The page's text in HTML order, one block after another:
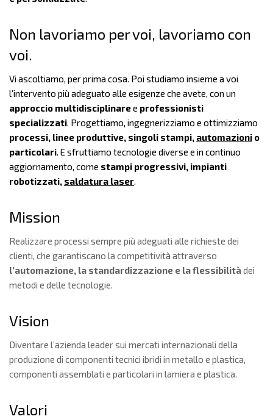
Non lavoriamo per voi, lavoriamo con
voi.
Vi ascoltiamo, per prima cosa. Poi studiamo insieme a voi
l’intervento più adeguato alle esigenze che avete, con un
approccio multidisciplinaree professionisti
specializzati. Progettiamo, ingegnerizziamo e ottimizziamo
processi, linee produttive, singoli stampi, automazioni o
particolari. E sfruttiamo tecnologie diverse e in continuo
aggiornamento, come stampi progressivi, impianti
robotizzati, saldatura laser.
Mission
Realizzare processi sempre più adeguati alle richieste dei
clienti, che garantiscano la competitività attraverso
l’automazione, la standardizzazione e la flessibilitàdei
metodi e delle tecnologie.
Vision
Diventare l’azienda leader sui mercati internazionali della
produzione di componenti tecnici ibridi in metallo e plastica,
componenti assemblati e particolari in lamiera e plastica.
Valori